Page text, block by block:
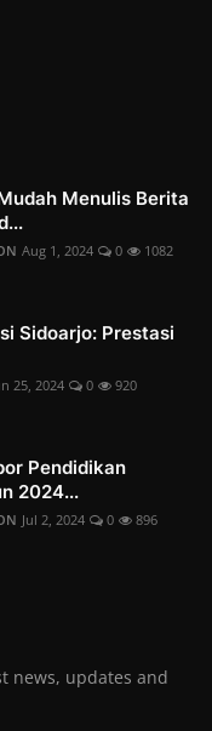
Menulis Berita
Aug 1, 2024 0 1082
Sidoarjo: Prestasi
25, 2024 0 920
Pendidikan
2024...
Jul 2, 2024 0 896
news, updates and